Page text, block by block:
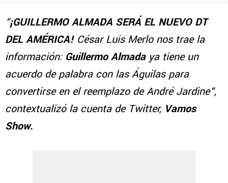
“¡GUILLERMO ALMADA SERÁ EL NUEVO DT
DEL AMÉRICA! César Luis Merlo nos trae la
información: Guillermo Almadaya tiene un
acuerdo de palabra con las Águilas para
convertirse en el reemplazo de André Jardine“,
contextualizó la cuenta de Twitter, Vamos
Show.